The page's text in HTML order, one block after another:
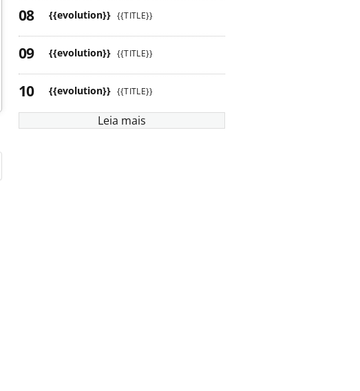
{{evolution}} {{TITLE}}
{{evolution}} {{TITLE}}
{{evolution}} {{TITLE}}
Leia mais